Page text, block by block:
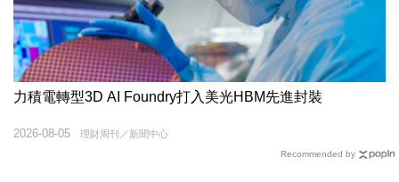
力積電轉型3D AI Foundry打入美光HBM先進封裝
理財周刊／新聞中心
2026-08-05
Recommended by